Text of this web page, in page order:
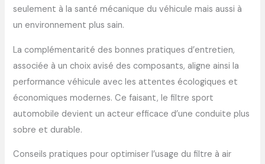
seulement à la santé mécanique du véhicule mais aussi à
un environnement plus sain.
La complémentarité des bonnes pratiques d’entretien,
associée à un choix avisé des composants, aligne ainsi la
performance véhicule avec les attentes écologiques et
économiques modernes. Ce faisant, le filtre sport
automobile devient un acteur efficace d’une conduite plus
sobre et durable.
Conseils pratiques pour optimiser l’usage du filtre à air